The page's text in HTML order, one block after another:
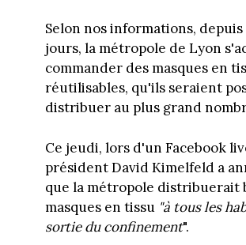
Selon nos informations,
jours, la métropole de Lyon
commander des masques en
réutilisables, qu'ils seraient
distribuer au plus grand
Ce jeudi, lors d'un Facebook
président David Kimelfeld a
que la métropole distribuerait
masques en tissu "à tous les
sortie du confinement".